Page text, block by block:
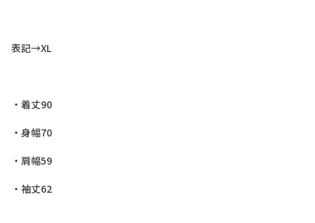
表記→XL
・ 着丈90
・ 身幅70
・ 肩幅59
・ 袖丈62